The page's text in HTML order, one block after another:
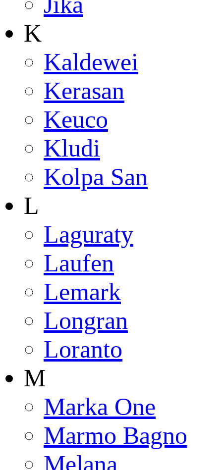
K
Kaldewei
Kerasan
Keuco
Kludi
Kolpa San
L
Laguraty
Laufen
Lemark
Longran
Loranto
M
Marka One
Marmo Bagno
Melana